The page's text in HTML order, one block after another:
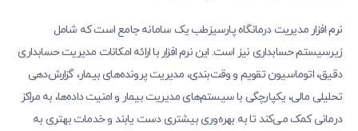
نرم افزار مدیریت درمانگاه پارسیزطب یک سامانه جامع است که شامل
زیرسیستم حسابداری نیز است. این نرم افزار با ارائه امکانات مدیریت حسابداری
دقیق، اتوماسیون تقویم و وقت‌بندی، مدیریت پرونده‌های بیمار، گزارش‌دهی
تحلیلی مالی، یکپارچگی با سیستم‌های مدیریت بیمار و امنیت داده‌ها، به مراکز
درمانی کمک می‌کند تا به بهره‌وری بیشتری دست یابند و خدمات بهتری به